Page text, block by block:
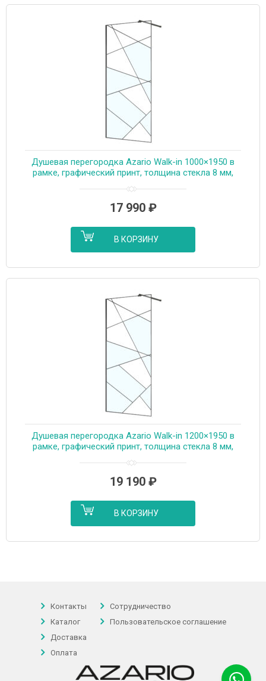
Душевая перегородка Azario Walk-in 1000×1950 в
рамке, графический принт, толщина стекла 8 мм,
17 990 ₽
В КОРЗИНУ
Душевая перегородка Azario Walk-in 1200×1950 в
рамке, графический принт, толщина стекла 8 мм,
19 190 ₽
В КОРЗИНУ
Контакты
Каталог
Доставка
Оплата
Сотрудничество
Пользовательское соглашение